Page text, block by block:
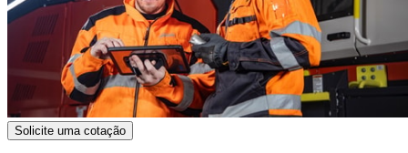
Solicite uma cotação